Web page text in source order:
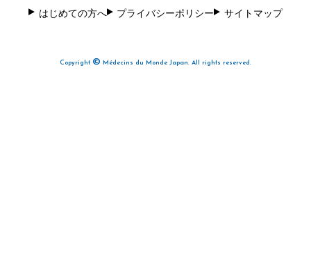
はじめての方へ プライバシーポリシー サイトマップ
Copyright © Médecins du Monde Japan. All rights reserved.